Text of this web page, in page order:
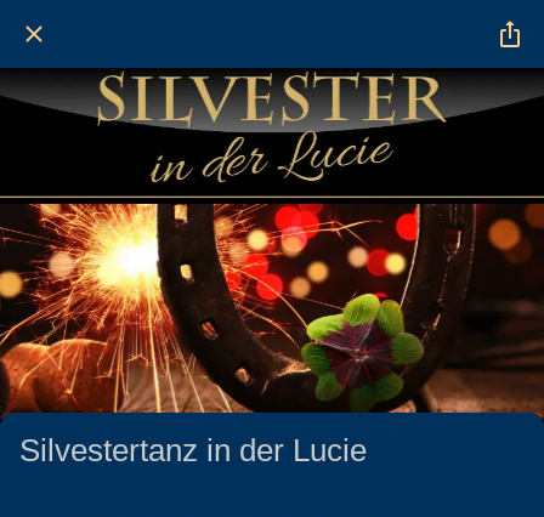
Silvestertanz in der Lucie